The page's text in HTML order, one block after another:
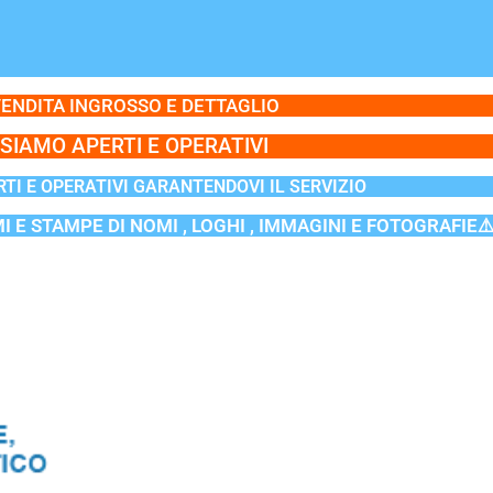
INGROSSO E DETTAGLIO
SIAMO APERTI E OPERATIVI
E OPERATIVI GARANTENDOVI IL SERVIZIO
E STAMPE DI NOMI , LOGHI , IMMAGINI E